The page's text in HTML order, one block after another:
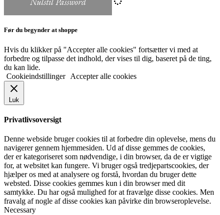
Før du begynder at shoppe
Hvis du klikker på "Accepter alle cookies" fortsætter vi med at
forbedre og tilpasse det indhold, der vises til dig, baseret på de ting,
du kan lide.
Cookieindstillinger
Accepter alle cookies
Luk
Privatlivsoversigt
Denne webside bruger cookies til at forbedre din oplevelse, mens du
navigerer gennem hjemmesiden. Ud af disse gemmes de cookies,
der er kategoriseret som nødvendige, i din browser, da de er vigtige
for, at websitet kan fungere. Vi bruger også tredjepartscookies, der
hjælper os med at analysere og forstå, hvordan du bruger dette
websted. Disse cookies gemmes kun i din browser med dit
samtykke. Du har også mulighed for at fravælge disse cookies. Men
fravalg af nogle af disse cookies kan påvirke din browseroplevelse.
Necessary